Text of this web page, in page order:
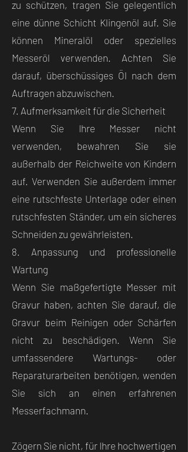
zu schützen, tragen Sie gelegentlich
eine dünne Schicht Klingenöl auf. Sie
können Mineralöl oder spezielles
Messeröl verwenden. Achten Sie
darauf, überschüssiges Öl nach dem
Auftragen abzuwischen.
7. Aufmerksamkeit für die Sicherheit
Wenn Sie Ihre Messer nicht
verwenden, bewahren Sie sie
außerhalb der Reichweite von Kindern
auf. Verwenden Sie außerdem immer
eine rutschfeste Unterlage oder einen
rutschfesten Ständer, um ein sicheres
Schneiden zu gewährleisten.
8. Anpassung und professionelle
Wartung
Wenn Sie maßgefertigte Messer mit
Gravur haben, achten Sie darauf, die
Gravur beim Reinigen oder Schärfen
nicht zu beschädigen. Wenn Sie
umfassendere Wartungs- oder
Reparaturarbeiten benötigen, wenden
Sie sich an einen erfahrenen
Messerfachmann.
Zögern Sie nicht, für Ihre hochwertigen